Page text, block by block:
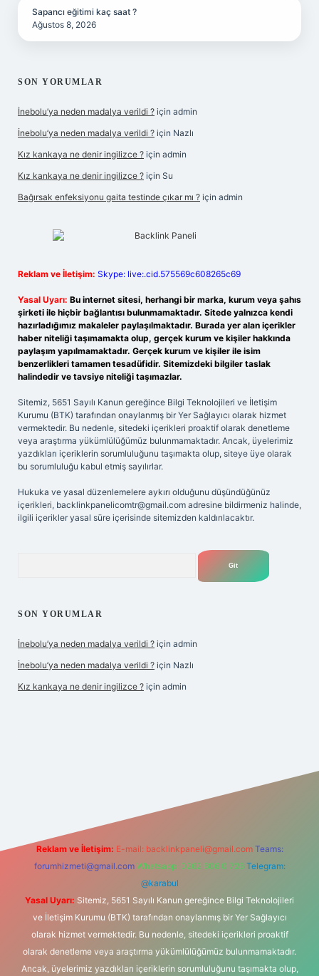
Sapancı eğitimi kaç saat ?
Ağustos 8, 2026
SON YORUMLAR
İnebolu’ya neden madalya verildi ? için admin
İnebolu’ya neden madalya verildi ? için Nazlı
Kız kankaya ne denir ingilizce ? için admin
Kız kankaya ne denir ingilizce ? için Su
Bağırsak enfeksiyonu gaita testinde çıkar mı ? için admin
Reklam ve İletişim: Skype: live:.cid.575569c608265c69
Yasal Uyarı: Bu internet sitesi, herhangi bir marka, kurum veya şahıs
şirketi ile hiçbir bağlantısı bulunmamaktadır. Sitede yalnızca kendi
hazırladığımız makaleler paylaşılmaktadır. Burada yer alan içerikler
haber niteliği taşımamakta olup, gerçek kurum ve kişiler hakkında
paylaşım yapılmamaktadır. Gerçek kurum ve kişiler ile isim
benzerlikleri tamamen tesadüfidir. Sitemizdeki bilgiler taslak
halindedir ve tavsiye niteliği taşımazlar.
Sitemiz, 5651 Sayılı Kanun gereğince Bilgi Teknolojileri ve İletişim
Kurumu (BTK) tarafından onaylanmış bir Yer Sağlayıcı olarak hizmet
vermektedir. Bu nedenle, sitedeki içerikleri proaktif olarak denetleme
veya araştırma yükümlülüğümüz bulunmamaktadır. Ancak, üyelerimiz
yazdıkları içeriklerin sorumluluğunu taşımakta olup, siteye üye olarak
bu sorumluluğu kabul etmiş sayılırlar.
Hukuka ve yasal düzenlemelere aykırı olduğunu düşündüğünüz
içerikleri, backlinkpanelicomtr@gmail.com adresine bildirmeniz halinde,
ilgili içerikler yasal süre içerisinde sitemizden kaldırılacaktır.
SON YORUMLAR
İnebolu’ya neden madalya verildi ? için admin
İnebolu’ya neden madalya verildi ? için Nazlı
Kız kankaya ne denir ingilizce ? için admin
Reklam ve İletişim: E-mail: backlinkpaneli@gmail.com Teams:
forumhizmeti@gmail.com Whatsapp: 0262 606 0 726 Telegram:
@karabul
Yasal Uyarı: Sitemiz, 5651 Sayılı Kanun gereğince Bilgi Teknolojileri
ve İletişim Kurumu (BTK) tarafından onaylanmış bir Yer Sağlayıcı
olarak hizmet vermektedir. Bu nedenle, sitedeki içerikleri proaktif
olarak denetleme veya araştırma yükümlülüğümüz bulunmamaktadır.
Ancak, üyelerimiz yazdıkları içeriklerin sorumluluğunu taşımakta olup,